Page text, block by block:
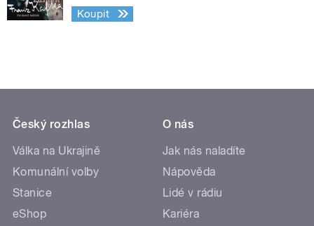
Koupit
Český rozhlas
Válka na Ukrajině
Komunální volby
Stanice
eShop
O nás
Jak nás naladíte
Nápověda
Lidé v rádiu
Kariéra